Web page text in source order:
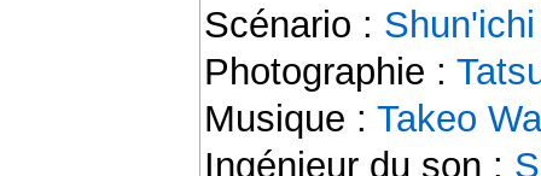
Scénario :
Photographie :
Musique : Takeo
Ingénieur du son :